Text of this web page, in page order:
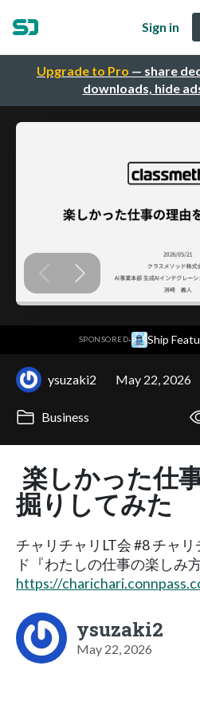
Upgrade to Pro — share
downloads, hide
Sign in
SPONSORED· Ship
ysuzaki2 May 22, 2026
Business
楽しかった仕
掘りしてみた
チャリチャリLT会 #8 チャ
ド『わたしの仕事の楽しみ
https://
ysuzaki2
May 22, 2026